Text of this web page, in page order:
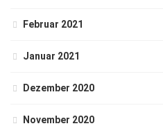
Februar 2021
Januar 2021
Dezember 2020
November 2020